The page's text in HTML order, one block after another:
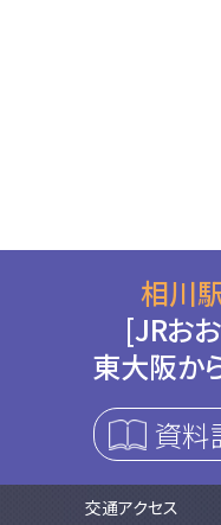
相川
[JRお
東大阪か
資料
交通アクセス